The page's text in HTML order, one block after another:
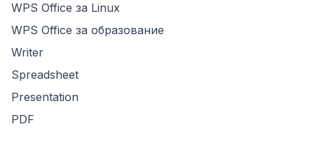
WPS Office за Linux
WPS Office за образование
Writer
Spreadsheet
Presentation
PDF